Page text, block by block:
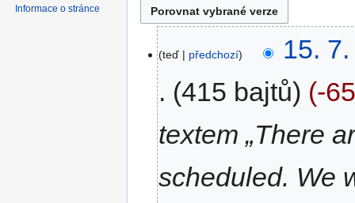
teď předchozí
15.
415 bajtů
-
textem „There
scheduled. We
Informace o stránce